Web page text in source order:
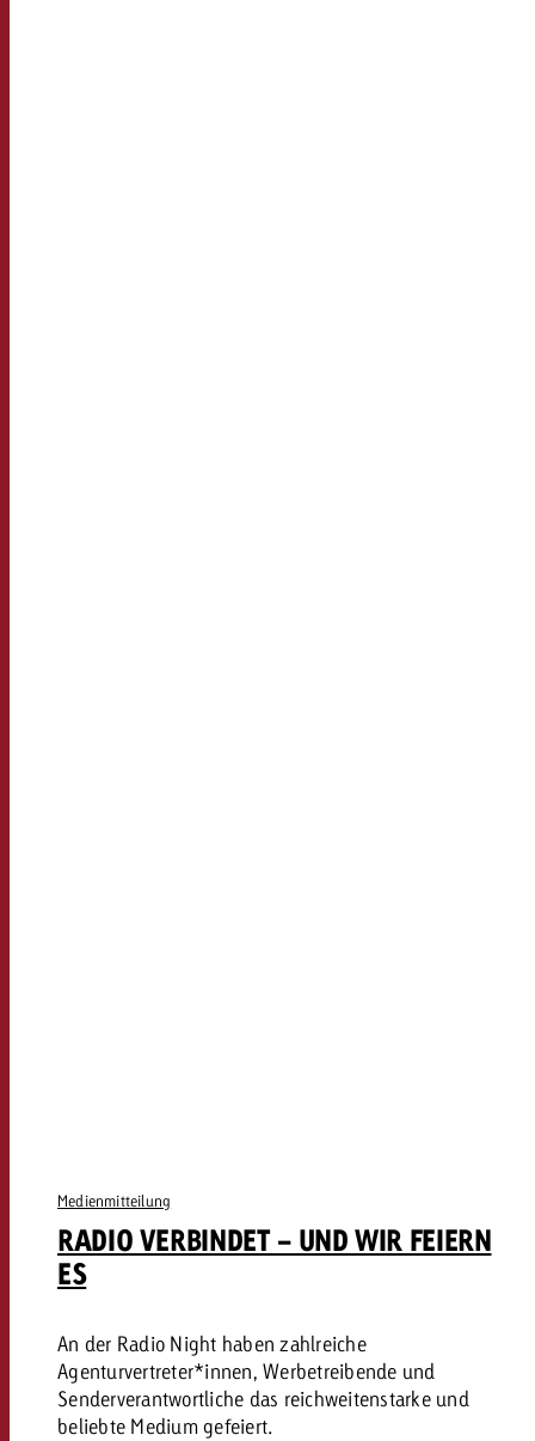
Medienmitteilung
RADIO VERBINDET - UND WIR FEIERN
ES
An der Radio Night haben zahlreiche
Agenturvertreter*innen, Werbetreibende und
Senderverantwortliche das reichweitenstarke und
beliebte Medium gefeiert.